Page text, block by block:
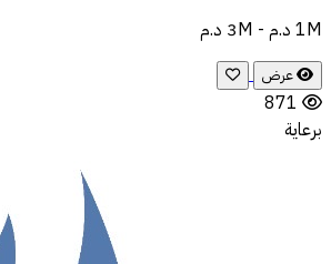
1M د.م - 3M د.م
عرض
871
برعاية